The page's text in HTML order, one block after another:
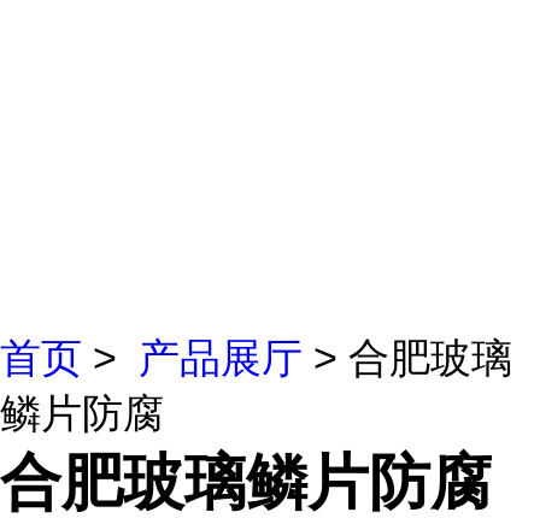
首页 > 产品展厅 > 合肥玻璃
鳞片防腐
合肥玻璃鳞片防腐